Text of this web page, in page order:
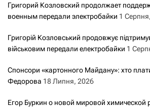
Григорий Козловский продолжает
военным передали электробайки 1
Григорій Козловський продовжує
військовим передали електробайки 1
Спонсори «картонного Майдану»: хто
Федорова 18 Липня, 2026
Егор Буркин о новой мировой химической